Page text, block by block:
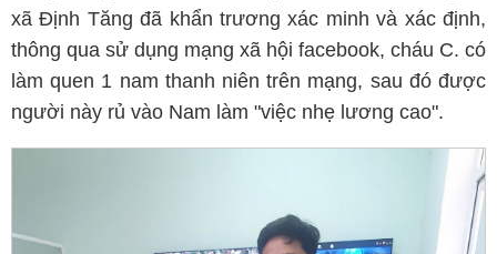
xã Định Tăng đã khẩn trương xác minh và xác định,
thông qua sử dụng mạng xã hội facebook, cháu C. có
làm quen 1 nam thanh niên trên mạng, sau đó được
người này rủ vào Nam làm "việc nhẹ lương cao".